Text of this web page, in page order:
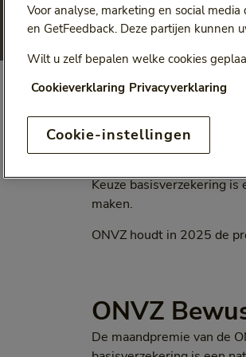
gewaarborgd blijft.
ONVZ Vrije
Keuze basisverzekering
maken.
ONVZ houdt in 2025 de
ONVZ
De maandpremie van de
Voor analyse, marketing en social
en GetFeedback. Deze partijen kunnen
Wilt u zelf bepalen welke cookies
Cookieverklaring Privacyverklaring
Cookie-instellingen